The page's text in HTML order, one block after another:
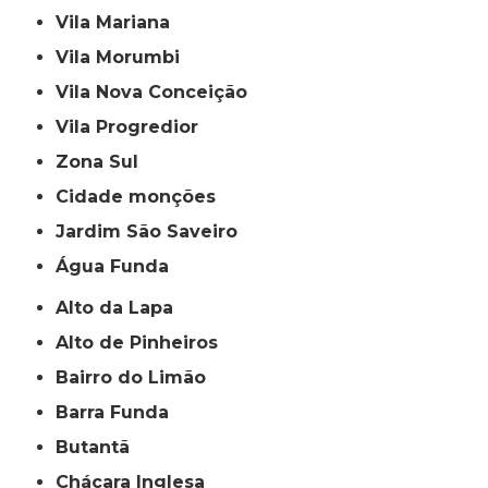
Vila Mariana
Vila Morumbi
Vila Nova Conceição
Vila Progredior
Zona Sul
cidade monções
jardim São Saveiro
Água Funda
Alto da Lapa
Alto de Pinheiros
Bairro do Limão
Barra Funda
Butantã
Chácara Inglesa